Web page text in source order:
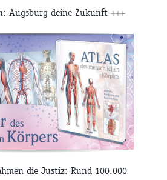
Augsburg deine Zukunft +++
die Justiz: Rund 100.000